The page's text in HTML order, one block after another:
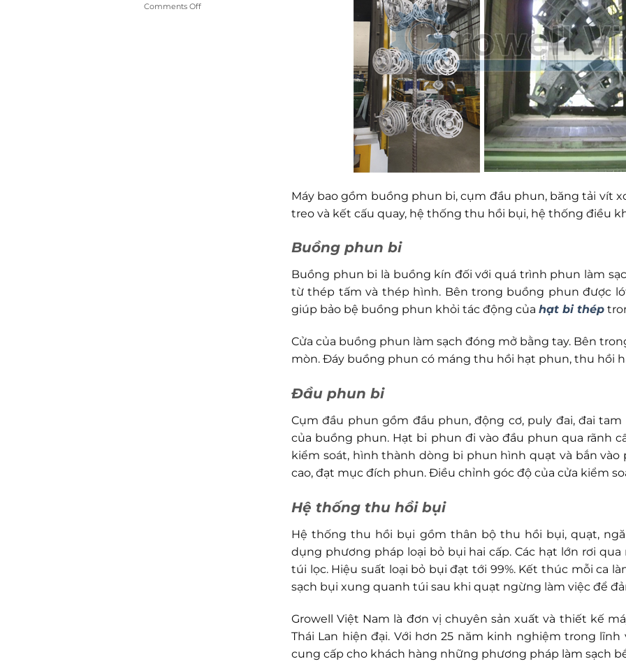
decal:
Comments Offon
Máy bao gồm buồng phun bi, cụm đầu phun, băng tải vít
treo và kết cấu quay, hệ thống thu hồi bụi, hệ thống điều
Buồng phun bi
Buồng phun bi là buồng kín đối với quá trình phun làm
từ thép tấm và thép hình. Bên trong buồng phun được
giúp bảo bệ buồng phun khỏi tác động của hạt bi thép
Cửa của buồng phun làm sạch đóng mở bằng tay. Bên
mòn. Đáy buồng phun có máng thu hồi hạt phun, thu hồi
Đầu phun bi
Cụm đầu phun gồm đầu phun, động cơ, puly đai, đai
của buồng phun. Hạt bi phun đi vào đầu phun qua rãnh
kiểm soát, hình thành dòng bi phun hình quạt và bắn
cao, đạt mục đích phun. Điều chỉnh góc độ của cửa kiểm
Hệ thống thu hồi bụi
Hệ thống thu hồi bụi gồm thân bộ thu hồi bụi, quạt,
dụng phương pháp loại bỏ bụi hai cấp. Các hạt lớn rơi
túi lọc. Hiệu suất loại bỏ bụi đạt tới 99%. Kết thúc mỗi ca
sạch bụi xung quanh túi sau khi quạt ngừng làm việc để
Growell Việt Nam là đơn vị chuyên sản xuất và thiết kế
Thái Lan hiện đại. Với hơn 25 năm kinh nghiệm trong
cung cấp cho khách hàng những phương pháp làm sạch